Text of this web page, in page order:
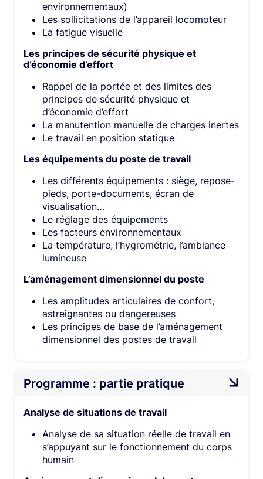
environnementaux)
Les sollicitations de l’appareil locomoteur
La fatigue visuelle
Les principes de sécurité physique et
d’économie d’effort
Rappel de la portée et des limites des
principes de sécurité physique et
d’économie d’effort
La manutention manuelle de charges inertes
Le travail en position statique
Les équipements du poste de travail
Les différents équipements : siège, repose-
pieds, porte-documents, écran de
visualisation…
Le réglage des équipements
Les facteurs environnementaux
La température, l’hygrométrie, l’ambiance
lumineuse
L’aménagement dimensionnel du poste
Les amplitudes articulaires de confort,
astreignantes ou dangereuses
Les principes de base de l’aménagement
dimensionnel des postes de travail
Programme : partie pratique
Analyse de situations de travail
Analyse de sa situation réelle de travail en
s’appuyant sur le fonctionnement du corps
humain